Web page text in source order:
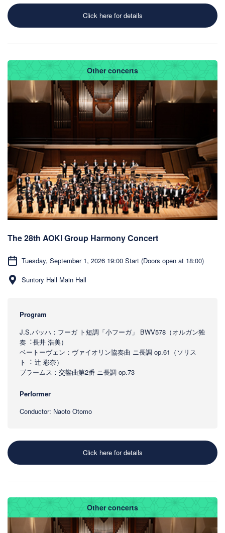
Click here for details
Other concerts
The 28th AOKI Group Harmony Concert
Tuesday, September 1, 2026 19:00 Start (Doors open at 18:00)
Suntory Hall Main Hall
Program
J.S.バッハ：フーガ ト短調「⼩フーガ」 BWV578（オルガン独
奏︓⻑井 浩美）
ベートーヴェン：ヴァイオリン協奏曲 ニ⻑調 op.61（ソリス
ト︓ 辻 彩奈）
ブラームス：交響曲第2番 ニ⻑調 op.73
Performer
Conductor: Naoto Otomo
Click here for details
Other concerts